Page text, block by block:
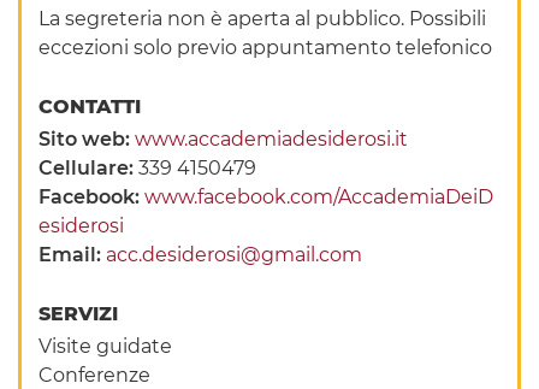
La segreteria non è aperta al pubblico. Possibili
eccezioni solo previo appuntamento telefonico
CONTATTI
Sito web:www.accademiadesiderosi.it
Cellulare:339 4150479
Facebook:www.facebook.com/AccademiaDeiD
esiderosi
Email: acc.desiderosi@gmail.com
SERVIZI
Visite guidate
Conferenze